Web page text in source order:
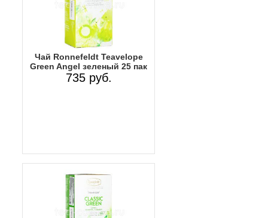
Чай Ronnefeldt Teavelope
Green Angel зеленый 25 пак
735 руб.